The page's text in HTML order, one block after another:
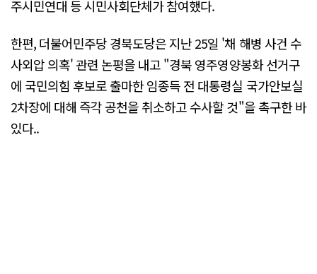
주시민연대 등 시민사회단체가 참여했다.
한편, 더불어민주당 경북도당은 지난 25일 '채 해병 사건 수
사외압 의혹' 관련 논평을 내고 "경북 영주영양봉화 선거구
에 국민의힘 후보로 출마한 임종득 전 대통령실 국가안보실
2차장에 대해 즉각 공천을 취소하고 수사할 것"을 촉구한 바
있다..